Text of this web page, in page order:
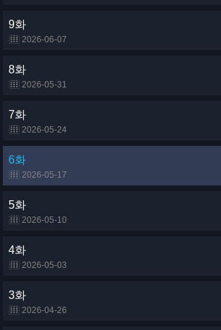
9화
2026-06-07
8화
2026-05-31
7화
2026-05-24
6화
2026-05-17
5화
2026-05-10
4화
2026-05-03
3화
2026-04-26